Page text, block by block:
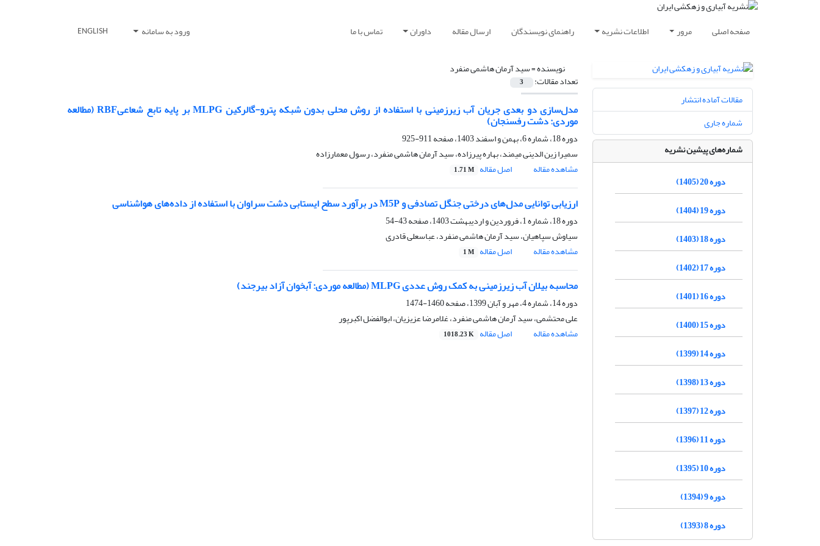
صفحه اصلی مرور اطلاعات نشریه راهنمای نویسندگان ارسال مقاله داوران تماس با ما ورود به سامانه ENGLISH
نویسنده =سید آرمان هاشمی منفرد
تعداد مقالات: 3
مدل‌سازی دو بعدی جریان آب زیرزمینی با استفاده از روش محلی بدون شبکه پترو-گالرکین MLPG بر پایه تابع شعاعیRBF (مطالعه
موردی: دشت رفسنجان)
دوره 18، شماره 6، بهمن و اسفند 1403، صفحه
911-925
سمیرا زین الدینی میمند، بهاره پیرزاده، سید آرمان هاشمی منفرد، رسول معمارزاده
مشاهده مقاله
اصل مقاله 1.71 M
ارزیابی توانایی مدل‌های‌ درختی جنگل تصادفی و M5P در برآورد سطح ایستابی دشت سراوان با استفاده از داده‌های هواشناسی
دوره 18، شماره 1، فروردین و اردیبهشت 1403، صفحه
43-54
سیاوش سپاهیان، سید آرمان هاشمی منفرد، عباسعلی قادری
مشاهده مقاله
اصل مقاله 1 M
محاسبه بیلان آب زیرزمینی به کمک روش عددی MLPG (مطالعه موردی: آبخوان آزاد بیرجند)
دوره 14، شماره 4، مهر و آبان 1399، صفحه
1460-1474
علی محتشمی، سید آرمان هاشمی منفرد، غلامرضا عزیزیان، ابوالفضل اکبرپور
مشاهده مقاله
اصل مقاله 1018.23 K
مقالات آماده انتشار
شماره جاری
شماره‌های پیشین نشریه
دوره 20 (1405)
دوره 19 (1404)
دوره 18 (1403)
دوره 17 (1402)
دوره 16 (1401)
دوره 15 (1400)
دوره 14 (1399)
دوره 13 (1398)
دوره 12 (1397)
دوره 11 (1396)
دوره 10 (1395)
دوره 9 (1394)
دوره 8 (1393)